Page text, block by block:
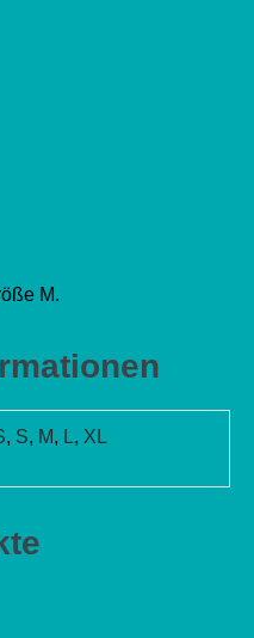
M.
, S, M, L, XL